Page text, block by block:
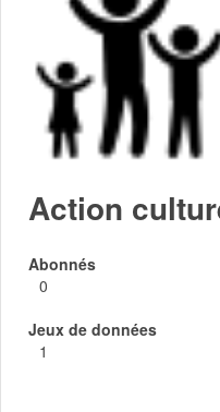
Action
Abonnés
0
Jeux de données
1